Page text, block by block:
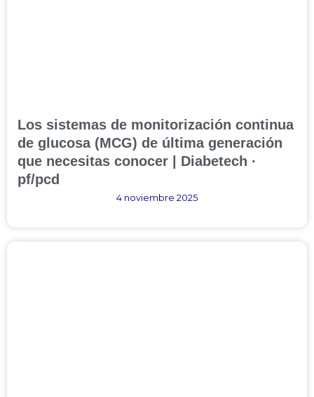
Los sistemas de monitorización continua
de glucosa (MCG) de última generación
que necesitas conocer | Diabetech ·
pf/pcd
4 noviembre 2025